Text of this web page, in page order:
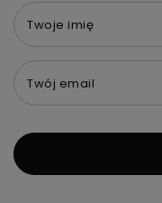
Twoje imię
Twój email